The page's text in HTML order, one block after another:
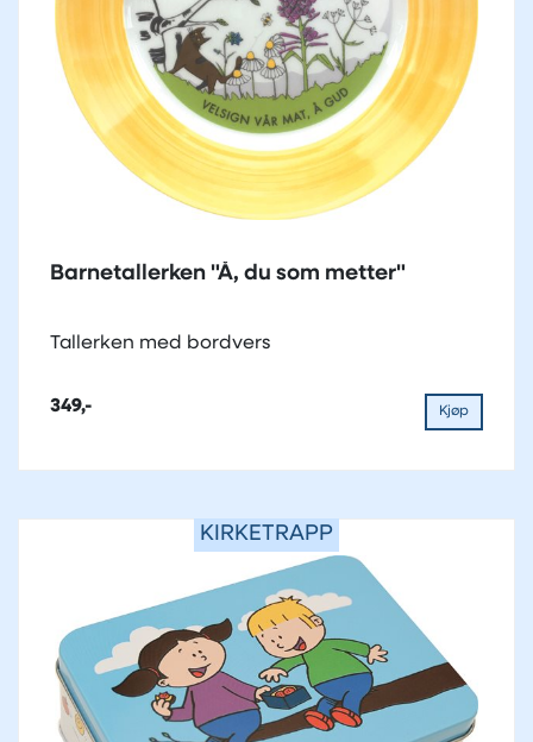
Barnetallerken "Å, du som metter"
Tallerken med bordvers
349,- Kjøp
KIRKETRAPP